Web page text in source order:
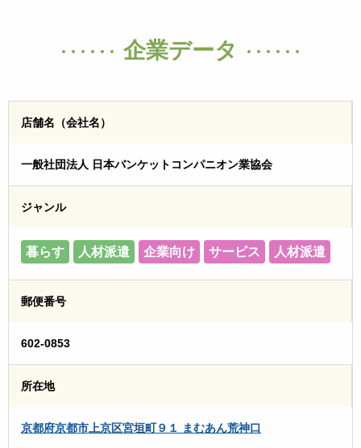
企業データ
店舗名（会社名）
一般社団法人 日本バンケットコンパニオン業協会
ジャンル
暮らす 人材派遣 企業向け サービス 人材派遣
郵便番号
602-0853
所在地
京都府京都市上京区宮垣町９１ まむあん荒神口